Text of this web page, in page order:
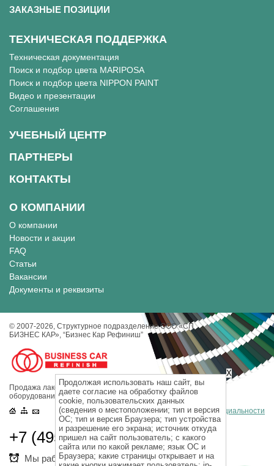
ЗАКАЗНЫЕ ПОЗИЦИИ
ТЕХНИЧЕСКАЯ ПОДДЕРЖКА
Техническая документация
Поиск и подбор цвета MARIPOSA
Поиск и подбор цвета NIPPON PAINT
Видео и презентации
Соглашения
УЧЕБНЫЙ ЦЕНТР
ПАРТНЕРЫ
КОНТАКТЫ
О КОМПАНИИ
О компании
Новости и акции
FAQ
Статьи
Вакансии
Документы и реквизиты
© 2007-2026, Cтруктурное подразделение ООО «СП
БИЗНЕС КАР», “Бизнес Кар Рефиниш”
Продажа лакокрасочных материалов, инструментов и
оборудования для кузовного ремонта.
Политика конфиденциальности
+7 (495) 725-33-51
Мы работаем с пн. по пт. с 9 до 18 ч.
X
Продолжая использовать наш сайт, вы
даете согласие на обработку файлов
cookie, пользовательских данных
(сведения о местоположении; тип и версия
ОС; тип и версия Браузера; тип устройства
и разрешение его экрана; источник откуда
пришел на сайт пользователь; с какого
сайта или по какой рекламе; язык ОС и
Браузера; какие страницы открывает и на